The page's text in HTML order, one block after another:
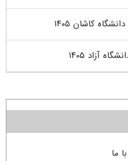
کاشان ۱۴۰۵
آزاد ۱۴۰۵
ما